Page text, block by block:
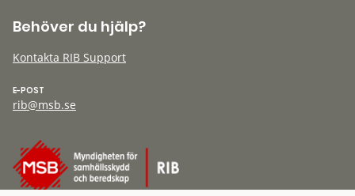
Behöver du hjälp?
Kontakta RIB Support
E-POST
rib@msb.se